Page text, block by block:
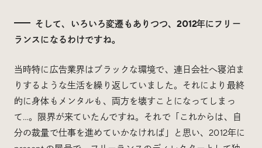
そして、いろいろ変遷もありつつ、2012年にフリー
ランスになるわけですね。
当時特に広告業界はブラックな環境で、連日会社へ寝泊ま
りするような生活を繰り返していました。それにより最終
的に身体もメンタルも、両方を壊すことになってしまっ
て…。限界が来ていたんですね。それで「これからは、自
分の裁量で仕事を進めていかなければ」と思い、2012年に